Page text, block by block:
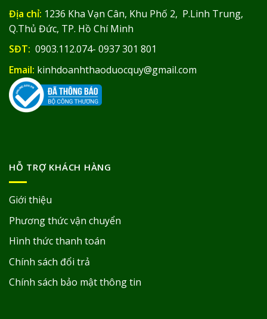
Địa chỉ: 1236 Kha Vạn Cân, Khu Phố 2, P.Linh Trung,
Q.Thủ Đức, TP. Hồ Chí Minh
SĐT: 0903.112.074- 0937 301 801
Email: kinhdoanhthaoduocquy@gmail.com
HỖ TRỢ KHÁCH HÀNG
Giới thiệu
Phương thức vận chuyển
Hình thức thanh toán
Chính sách đổi trả
Chính sách bảo mật thông tin